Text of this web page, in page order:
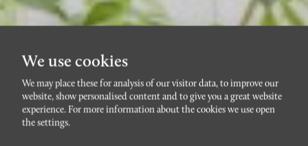
FOLKETS PARK
Falsterbogatan 20
We use cookies
We may place these for analysis of our visitor data, to improve our
website, show personalised content and to give you a great website
experience. For more information about the cookies we use open
the settings.